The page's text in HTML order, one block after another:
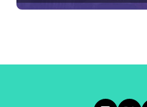
laborales